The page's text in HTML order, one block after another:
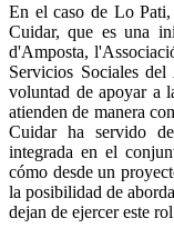
En el caso de Lo
Cuidar, que es una
d'Amposta,
Servicios Sociales
voluntad de apoyar a
atienden de manera
Cuidar ha servido
integrada en el
cómo desde un
la posibilidad de
dejan de ejercer este